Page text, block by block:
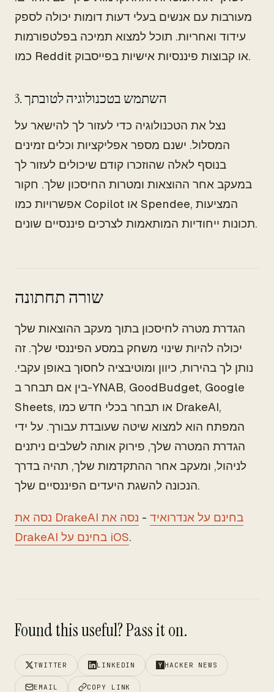
מעורבות עם אנשים בעלי דעות דומות יכולה לספק
עידוד ואחריות. תוכל למצוא תמיכה בפלטפורמות
כמו Reddit או קבוצות פיננסיות אישיות בפייסבוק.
3. השתמש בטכנולוגיה לטובתך
נצל את הטכנולוגיה כדי לעזור לך להישאר על
המסלול. ישנם מספר אפליקציות וכלים זמינים
בנוסף לאלה שהוזכרו קודם שיכולים לעזור לך
במעקב אחר ההוצאות ומטרות החיסכון שלך. חקור
אפשרויות כמו Copilot או Spendee, המציעות
תכונות ייחודיות המותאמות לצרכים פיננסיים שונים.
שורה תחתונה
הגדרת מטרה לחיסכון בתוך מעקב ההוצאות שלך
יכולה להיות שינוי משחק במסע הפיננסי שלך. זה
נותן לך בהירות, כיוון ומוטיבציה לחסוך באופן עקבי.
בין אם תבחר ב-YNAB, GoodBudget, Google
Sheets, או תבחר בכלי חדש כמו DrakeAI,
המפתח הוא למצוא שיטה שעובדת עבורך. על ידי
הגדרת המטרה שלך, פירוק אותה לשלבים ניתנים
לניהול, ומעקב אחר ההתקדמות שלך, תהיה בדרך
הנכונה להשגת היעדים הפיננסיים שלך.
נסה את DrakeAI בחינם על אנדרואיד - נסה את
DrakeAI בחינם על iOS.
Found this useful? Pass it on.
TWITTER LINKEDIN HACKER NEWS
EMAIL COPY LINK